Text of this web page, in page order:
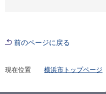
前のページに戻る
現在位置 横浜市トップページ
区長のメッセージ「